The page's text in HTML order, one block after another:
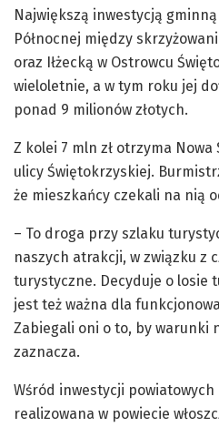
Największą inwestycją
Północnej między
oraz Iłżecką w Ostrowcu
wieloletnie, a w tym roku jej
ponad 9 milionów złotych.
Z kolei 7 mln zł otrzyma
ulicy Świętokrzyskiej.
że mieszkańcy czekali na nią
– To droga przy szlaku
naszych atrakcji, w związku z
turystyczne. Decyduje o losie
jest też ważna dla
Zabiegali oni o to, by warunki
zaznacza.
Wśród inwestycji
realizowana w powiecie